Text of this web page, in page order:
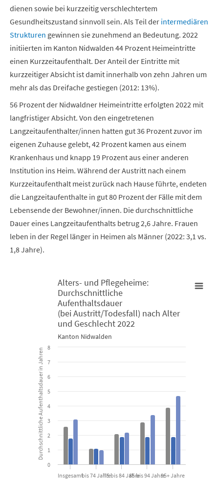
dienen sowie bei kurzzeitig verschlechtertem
Gesundheitszustand sinnvoll sein. Als Teil der intermediären
Strukturen gewinnen sie zunehmend an Bedeutung. 2022
initiierten im Kanton Nidwalden 44 Prozent Heimeintritte
einen Kurzzeitaufenthalt. Der Anteil der Eintritte mit
kurzzeitiger Absicht ist damit innerhalb von zehn Jahren um
mehr als das Dreifache gestiegen (2012: 13%).
56 Prozent der Nidwaldner Heimeintritte erfolgten 2022 mit
langfristiger Absicht. Von den eingetretenen
Langzeitaufenthalter/innen hatten gut 36 Prozent zuvor im
eigenen Zuhause gelebt, 42 Prozent kamen aus einem
Krankenhaus und knapp 19 Prozent aus einer anderen
Institution ins Heim. Während der Austritt nach einem
Kurzzeitaufenthalt meist zurück nach Hause führte, endeten
die Langzeitaufenthalte in gut 80 Prozent der Fälle mit dem
Lebensende der Bewohner/innen. Die durchschnittliche
Dauer eines Langzeitaufenthalts betrug 2,6 Jahre. Frauen
leben in der Regel länger in Heimen als Männer (2022: 3,1 vs.
1,8 Jahre).
Alters- und Pflegeheime: Durchschnittliche Aufenthaltsdauer
Bar chart with 3 data series.
Kanton Nidwalden
View as data table, Alters- und Pflegeheime:
The chart has 1 X axis displaying categories.
The chart has 1 Y axis displaying Durchschnittliche
Durchschnittliche Aufenthaltsdauer in Jahren
Alters- und Pflegeheime:
Durchschnittliche
Aufenthaltsdauer
(bei Austritt/Todesfall) nach Alter
und Geschlecht 2022
Kanton Nidwalden
Insgesamtbis 74 Jahre75 bis 84 Jahre85 bis 94 Jahre95+ Jahre
0
1
2
3
4
5
6
7
8